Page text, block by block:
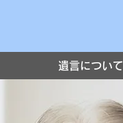
遺言について